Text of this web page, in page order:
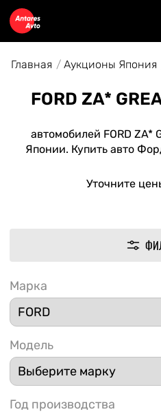
Главная Аукционы Япония
FORD ZA*
автомобилей FORD ZA*
Японии. Купить авто
Уточните
Марка
Модель
Год производства